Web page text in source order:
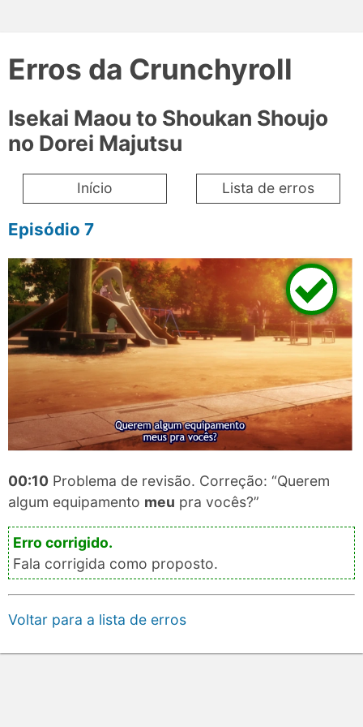
Erros da Crunchyroll
Isekai Maou to Shoukan Shoujo
no Dorei Majutsu
Início Lista de erros
Episódio 7
00:10 Problema de revisão. Correção: “Querem
algum equipamento meu pra vocês?”
Fala corrigida como proposto.
Voltar para a lista de erros